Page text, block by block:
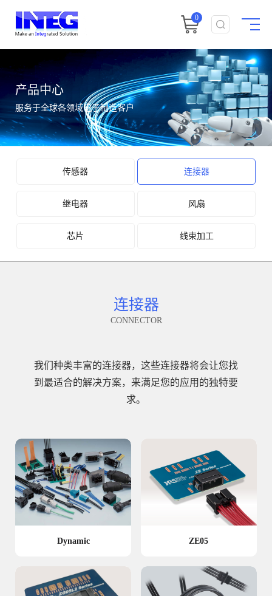
0
产品中心
服务于全球各领域电子制造客户
传感器 连接器
继电器 风扇
芯片 线束加工
连接器
CONNECTOR
我们种类丰富的连接器，这些连接器将会让您找
到最适合的解决方案，来满足您的应用的独特要
求。
Dynamic ZE05